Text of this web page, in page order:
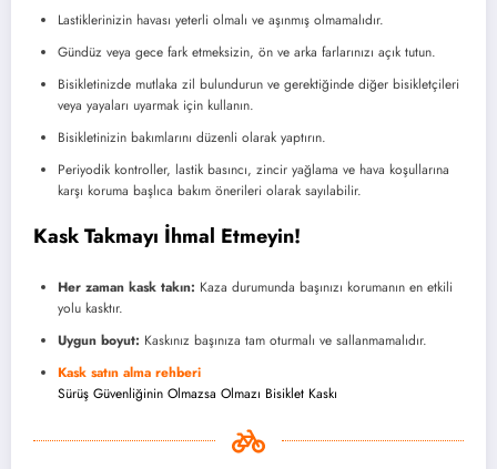
Lastiklerinizin havası yeterli olmalı ve aşınmış olmamalıdır.
Gündüz veya gece fark etmeksizin, ön ve arka farlarınızı açık tutun.
Bisikletinizde mutlaka zil bulundurun ve gerektiğinde diğer bisikletçileri
veya yayaları uyarmak için kullanın.
Bisikletinizin bakımlarını düzenli olarak yaptırın.
Periyodik kontroller, lastik basıncı, zincir yağlama ve hava koşullarına
karşı koruma başlıca bakım önerileri olarak sayılabilir.
Kask Takmayı İhmal Etmeyin!
Her zaman kask takın: Kaza durumunda başınızı korumanın en etkili
yolu kasktır.
Uygun boyut: Kaskınız başınıza tam oturmalı ve sallanmamalıdır.
Kask satın alma rehberi
Sürüş Güvenliğinin Olmazsa Olmazı Bisiklet Kaskı